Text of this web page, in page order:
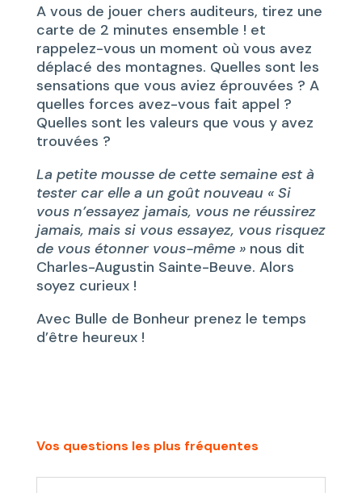
A vous de jouer chers auditeurs, tirez une
carte de 2 minutes ensemble ! et
rappelez-vous un moment où vous avez
déplacé des montagnes. Quelles sont les
sensations que vous aviez éprouvées ? A
quelles forces avez-vous fait appel ?
Quelles sont les valeurs que vous y avez
trouvées ?
La petite mousse de cette semaine est à
tester car elle a un goût nouveau « Si
vous n’essayez jamais, vous ne réussirez
jamais, mais si vous essayez, vous risquez
de vous étonner vous-même »nous dit
Charles-Augustin Sainte-Beuve. Alors
soyez curieux !
Avec Bulle de Bonheur prenez le temps
d’être heureux !
Vos questions les plus fréquentes